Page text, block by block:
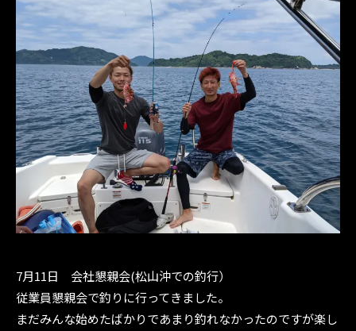
7月11日 会社懇親会(松山沖での釣行）
従業員懇親会で釣りに行ってきました。
まだみんな始めたばかりであまり釣れなかったのですが楽し